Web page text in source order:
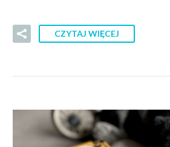
CZYTAJ WIĘCEJ